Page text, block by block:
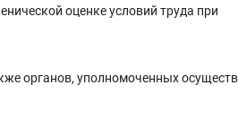
оценке условий труда при
органов, уполномоченных